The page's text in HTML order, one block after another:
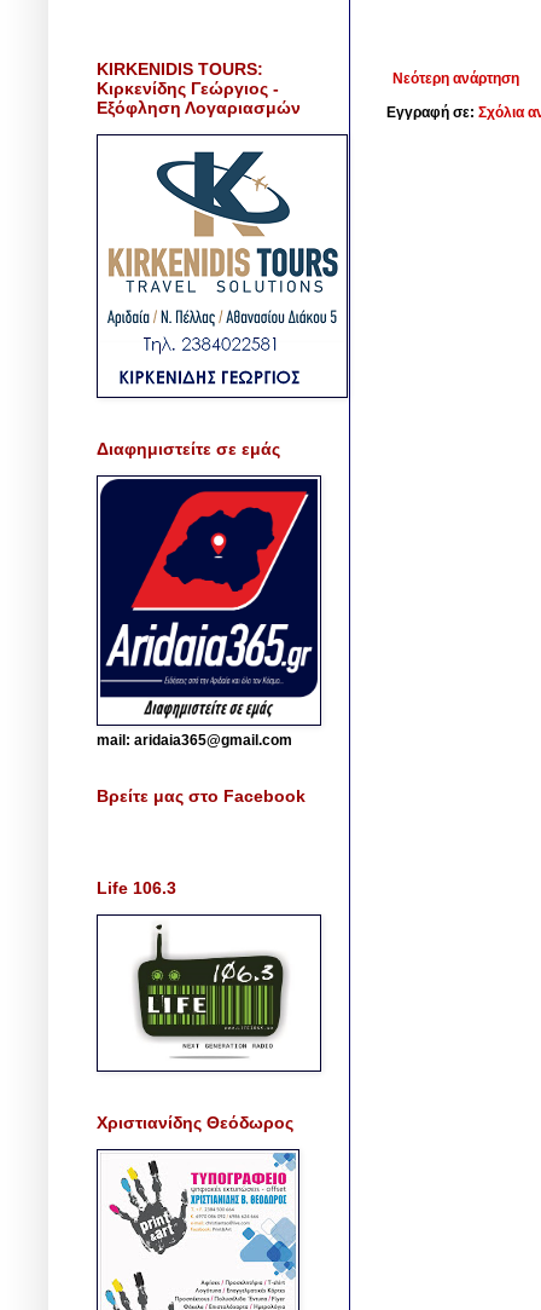
Νεότερη ανάρτηση
Εγγραφή σε: Σχόλια
KIRKENIDIS TOURS:
Κιρκενίδης Γεώργιος -
Εξόφληση Λογαριασμών
Διαφημιστείτε σε εμάς
mail: aridaia365@gmail.com
Βρείτε μας στο Facebook
Life 106.3
Χριστιανίδης Θεόδωρος